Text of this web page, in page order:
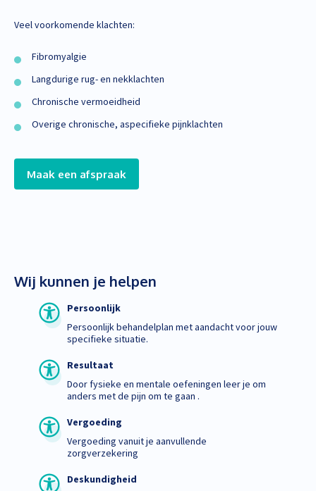
Veel voorkomende klachten:
Fibromyalgie
Langdurige rug- en nekklachten
Chronische vermoeidheid
Overige chronische, aspecifieke pijnklachten
Maak een afspraak
Wij kunnen je helpen
Persoonlijk
Persoonlijk behandelplan met aandacht voor jouw
specifieke situatie.
Resultaat
Door fysieke en mentale oefeningen leer je om
anders met de pijn om te gaan .
Vergoeding
Vergoeding vanuit je aanvullende
zorgverzekering
Deskundigheid